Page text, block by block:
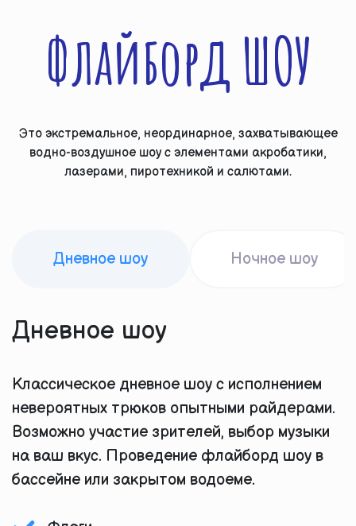
Флайборд ШОУ
Это экстремальное, неординарное, захватывающее
водно-воздушное шоу с элементами акробатики,
лазерами, пиротехникой и салютами.
Дневное шоу Ночное шоу
Дневное шоу
Классическое дневное шоу с исполнением
невероятных трюков опытными райдерами.
Возможно участие зрителей, выбор музыки
на ваш вкус. Проведение флайборд шоу в
бассейне или закрытом водоеме.